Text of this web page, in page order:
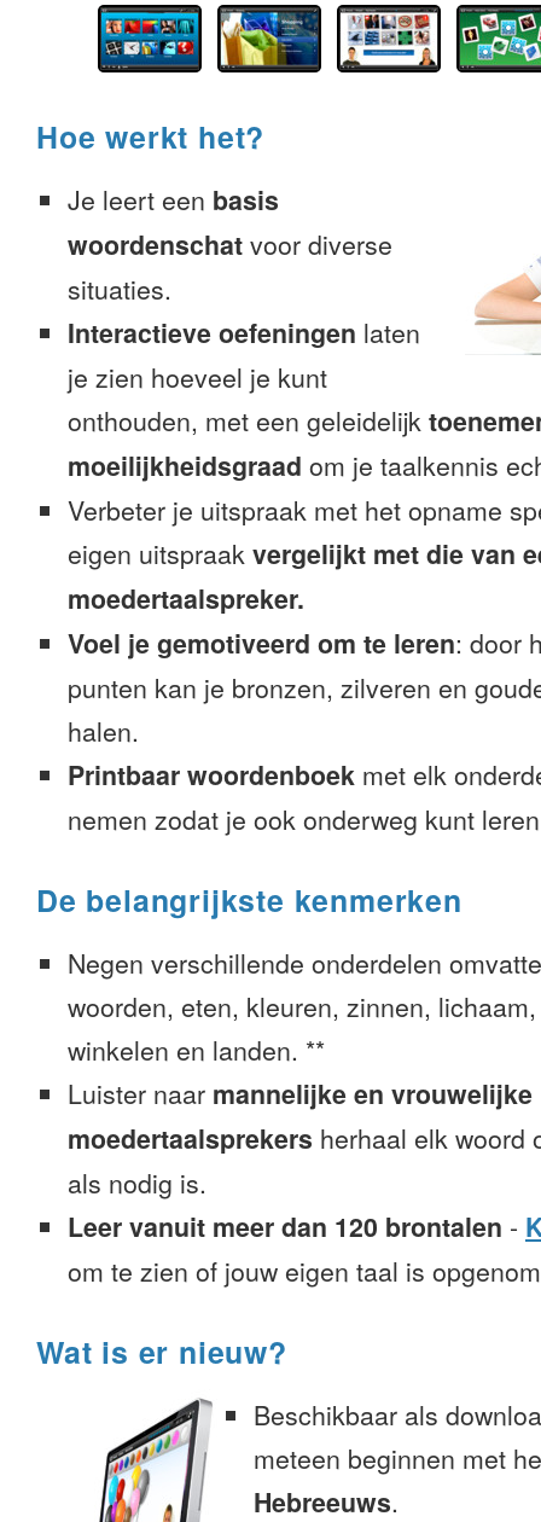
Hoe werkt het?
Je leert een basis
woordenschat voor diverse
situaties.
Interactieve oefeningen laten
je zien hoeveel je kunt
onthouden, met een geleidelijk
moeilijkheidsgraad om je taalkennis
Verbeter je uitspraak met het opname
eigen uitspraak vergelijkt met die van
moedertaalspreker.
Voel je gemotiveerd om te leren: door
punten kan je bronzen, zilveren en
halen.
Printbaar woordenboek met elk
nemen zodat je ook onderweg kunt
De belangrijkste kenmerken
Negen verschillende onderdelen
woorden, eten, kleuren, zinnen,
winkelen en landen. **
Luister naar mannelijke en vrouwelijke
moedertaalsprekers herhaal elk woord
als nodig is.
Leer vanuit meer dan 120 brontalen -
om te zien of jouw eigen taal is
Wat is er nieuw?
Beschikbaar als
meteen beginnen met
Hebreeuws.